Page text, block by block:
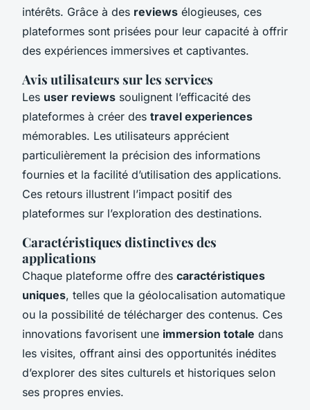
intérêts. Grâce à des reviews élogieuses, ces
plateformes sont prisées pour leur capacité à offrir
des expériences immersives et captivantes.
Avis utilisateurs sur les services
Les user reviews soulignent l’efficacité des
plateformes à créer des travel experiences
mémorables. Les utilisateurs apprécient
particulièrement la précision des informations
fournies et la facilité d’utilisation des applications.
Ces retours illustrent l’impact positif des
plateformes sur l’exploration des destinations.
Caractéristiques distinctives des
applications
Chaque plateforme offre des caractéristiques
uniques, telles que la géolocalisation automatique
ou la possibilité de télécharger des contenus. Ces
innovations favorisent une immersion totale dans
les visites, offrant ainsi des opportunités inédites
d’explorer des sites culturels et historiques selon
ses propres envies.